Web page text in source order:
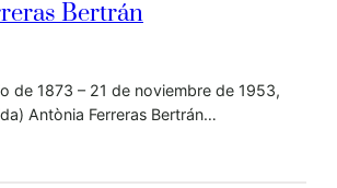
Bertrán
de 1873 – 21 de noviembre de 1953,
Antònia Ferreras Bertrán…